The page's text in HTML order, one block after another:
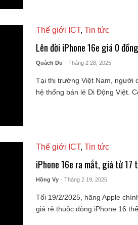
Thế giới ICT, Tin tức
Lên đời iPhone 16e giá 0
Quách Du - Tháng 2 28, 2025
Tại thị trường Việt Nam, người
hệ thống bán lẻ Di Động Việt.
Thế giới ICT, Tin tức
iPhone 16e ra mắt, giá từ 17
Hồng Vy - Tháng 2 19, 2025
Tối 19/2/2025, hãng Apple
giá rẻ thuộc dòng iPhone 16